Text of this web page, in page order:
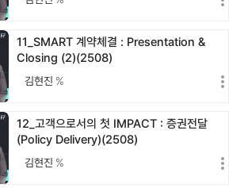
11_SMART 계약체결 : Presentation &
Closing (2)(2508)
김현진 %
12_고객으로서의 첫 IMPACT : 증권전달
(Policy Delivery)(2508)
김현진 %